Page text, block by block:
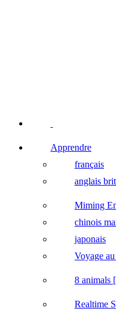
Apprendre
français
anglais
Miming
chinois
japonais
Voyage
8 animals
Realtime